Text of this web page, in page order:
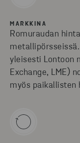
MARKKINA
Romuraudan
yleisesti Lontoon
Exchange, LME)
myös paikallisten